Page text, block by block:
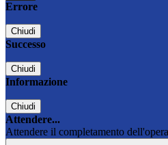
Errore
Chiudi
Successo
Chiudi
Informazione
Chiudi
Attendere...
Attendere il completamento